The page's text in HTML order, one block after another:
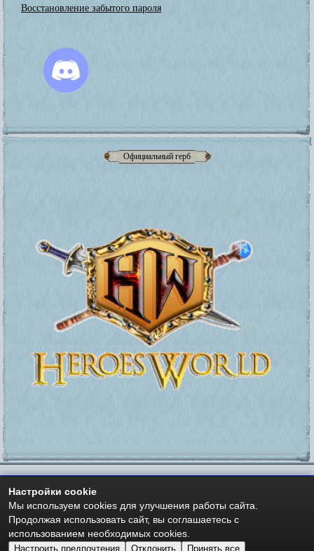
Восстановление забытого пароля
Официальный герб
Мир Героев -https://heroesworld.ru- Heroes World
Авторские права - Copyright © 2006-2026 HeroesWorld.ru
Heroes World (English)
Настройки cookie
Мы используем cookies для улучшения работы сайта.
Продолжая использовать сайт, вы соглашаетесь с
использованием необходимых cookies.
Настроить предпочтения
Отклонить Принять все